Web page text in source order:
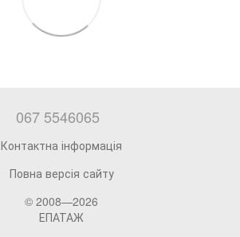
067 5546065
Контактна інформація
Повна версія сайту
© 2008—2026
ЕПАТАЖ